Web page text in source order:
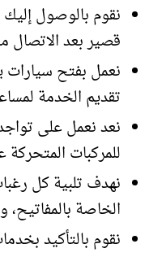
نقوم بالوصول
قصير بعد الاتصال
نعمل بفتح سيارات
تقديم الخدمة
نعد نعمل على
للمركبات
نهدف تلبية كل
الخاصة
نقوم بالتأكيد